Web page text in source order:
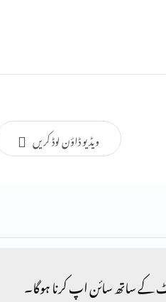
ویڈیو ڈاؤن لوڈ کریں
ساتھ سائن اپ کرنا ہوگا۔